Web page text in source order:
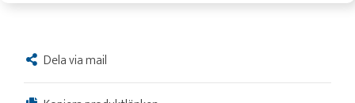
Dela via mail